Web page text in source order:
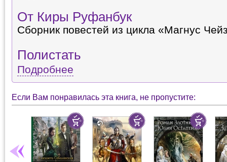
От Киры Руфанбук
Сборник повестей из цикла «Магнус
Полистать
Подробнее
Если Вам понравилась эта книга, не пропустите: